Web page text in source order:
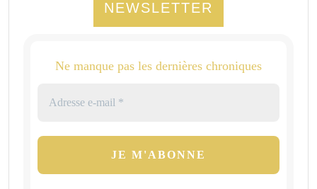
NEWSLETTER
Ne manque pas les dernières chroniques